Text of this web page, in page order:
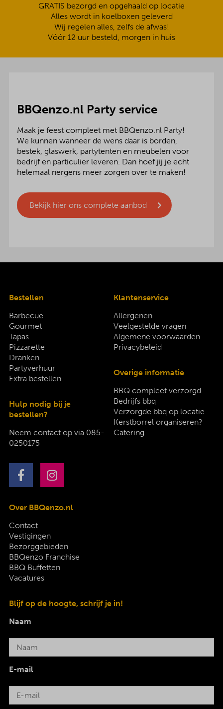
GRATIS bezorgd en opgehaald op locatie
Alles wordt in koelboxen geleverd
Wij regelen alles, zelfs de afwas!
Vóór 12 uur besteld, morgen in huis
BBQenzo.nl Party service
Maak je feest compleet met BBQenzo.nl Party!
We kunnen wanneer de wens daar is borden,
bestek, glaswerk, partytenten en meubelen voor
bedrijf en particulier leveren. Dan hoef jij je echt
helemaal nergens meer zorgen over te maken!
Bekijk hier ons complete aanbod
Bestellen
Barbecue
Gourmet
Tapas
Pizzarette
Dranken
Partyverhuur
Extra bestellen
Hulp nodig bij je
bestellen?
Neem contact op via 085-
0250175
Klantenservice
Allergenen
Veelgestelde vragen
Algemene voorwaarden
Privacybeleid
Overige informatie
BBQ compleet verzorgd
Bedrijfs bbq
Verzorgde bbq op locatie
Kerstborrel organiseren?
Catering
Over BBQenzo.nl
Contact
Vestigingen
Bezorggebieden
BBQenzo Franchise
BBQ Buffetten
Vacatures
Blijf op de hoogte, schrijf je in!
Naam
E-mail